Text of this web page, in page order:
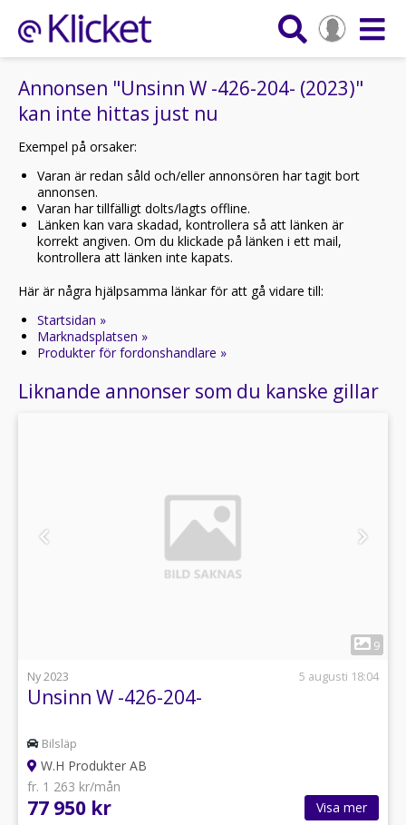
Annonsen "Unsinn W -426-204- (2023)"
kan inte hittas just nu
Exempel på orsaker:
Varan är redan såld och/eller annonsören har tagit bort
annonsen.
Varan har tillfälligt dolts/lagts offline.
Länken kan vara skadad, kontrollera så att länken är
korrekt angiven. Om du klickade på länken i ett mail,
kontrollera att länken inte kapats.
Här är några hjälpsamma länkar för att gå vidare till:
Startsidan »
Marknadsplatsen »
Produkter för fordonshandlare »
Liknande annonser som du kanske gillar
9
Ny 2023
5 augusti 18:04
Unsinn W -426-204-
Bilsläp
W.H Produkter AB
fr. 1 263 kr/mån
77 950 kr Visa mer